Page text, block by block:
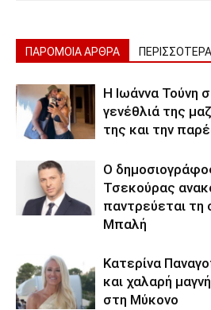
ΠΑΡΟΜΟΙΑ ΑΡΘΡΑ
Η Ιωάννα Τούνη
γενέθλιά της
της και την
Ο
Τσεκούρας
παντρεύεται
Μπαλή
Κατερίνα
και χαλαρή
στη Μύκονο